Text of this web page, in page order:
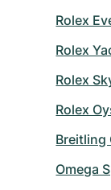
Rolex
Rolex
Rolex
Rolex
Breitling
Omega